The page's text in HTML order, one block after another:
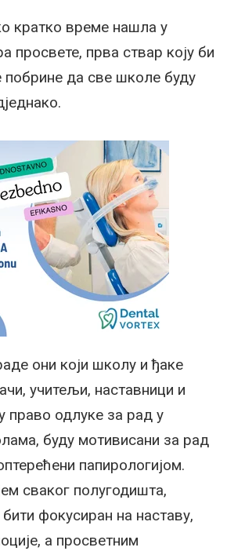
кратко време нашла у
просвете, прва ствар коју би
побрине да све школе буду
они који школу и ђаке
учитељи, наставници и
право одлуке за рад у
буду мотивисани за рад
папирологијом.
сваког полугодишта,
бити фокусиран на наставу,
а просветним